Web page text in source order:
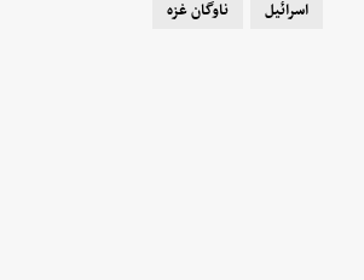
اسرائیل ناوگان غزه